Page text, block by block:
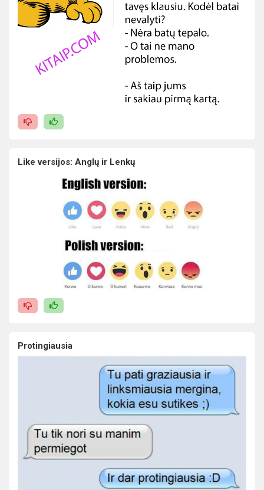
Like versijos: Anglų ir Lenkų
Protingiausia